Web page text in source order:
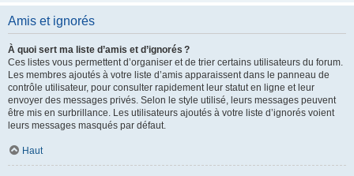
Amis et ignorés
À quoi sert ma liste d’amis et d’ignorés ?
Ces listes vous permettent d’organiser et de trier certains utilisateurs du forum.
Les membres ajoutés à votre liste d’amis apparaissent dans le panneau de
contrôle utilisateur, pour consulter rapidement leur statut en ligne et leur
envoyer des messages privés. Selon le style utilisé, leurs messages peuvent
être mis en surbrillance. Les utilisateurs ajoutés à votre liste d’ignorés voient
leurs messages masqués par défaut.
Haut